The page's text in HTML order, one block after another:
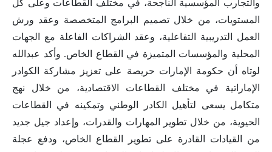
والتجارب المؤسسية الناجحة، في مختلف القطاعات وعلى كل
المستويات، من خلال تصميم البرامج المتخصصة وعقد ورش
العمل التدريبية التفاعلية، وعقد الشراكات الفاعلة مع الجهات
المحلية والمؤسسات المتميزة في القطاع الخاص. وأكد عبدالله
لوتاه أن حكومة الإمارات حريصة على تعزيز مشاركة الكوادر
الإماراتية في مختلف القطاعات الاقتصادية، من خلال نهج
متكامل يسعى لتأهيل الكادر الوطني وتمكينه في القطاعات
الحيوية، من خلال تطوير المهارات والقدرات، وإعداد جيل جديد
من القيادات القادرة على تطوير القطاع الخاص، ودفع عجلة